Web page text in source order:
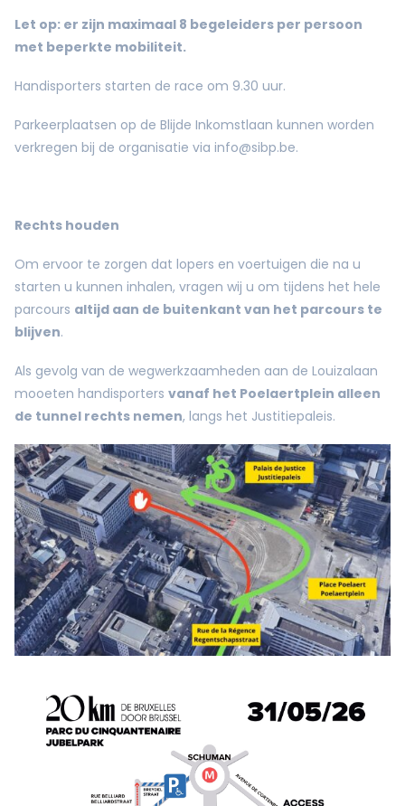
Let op: er zijn maximaal 8 begeleiders per persoon
met beperkte mobiliteit.
Handisporters starten de race om 9.30 uur.
Parkeerplaatsen op de Blijde Inkomstlaan kunnen worden
verkregen bij de organisatie via info@sibp.be.
Rechts houden
Om ervoor te zorgen dat lopers en voertuigen die na u
starten u kunnen inhalen, vragen wij u om tijdens het hele
parcours altijd aan de buitenkant van het parcours te
blijven.
Als gevolg van de wegwerkzaamheden aan de Louizalaan
mooeten handisporters vanaf het Poelaertplein alleen
de tunnel rechts nemen, langs het Justitiepaleis.